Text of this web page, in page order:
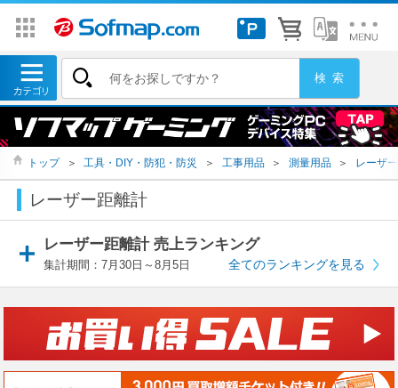
トップ ＞ 工具・DIY・防犯・防災 ＞ 工事用品 ＞ 測量用品 ＞ レーザ
レーザー距離計
レーザー距離計 売上ランキング
集計期間：7月30日～8月5日 全てのランキングを見る